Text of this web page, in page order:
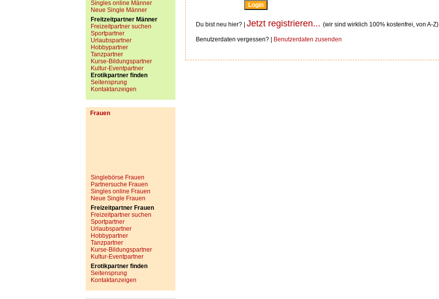
Singles online Männer
Neue Single Männer
Freitzeitpartner Männer
Freizeitpartner suchen
Sportpartner
Urlaubspartner
Hobbypartner
Tanzpartner
Kurse-Bildungspartner
Kultur-Eventpartner
Erotikpartner finden
Seitensprung
Kontaktanzeigen
Frauen
Singlebörse Frauen
Partnersuche Frauen
Singles online Frauen
Neue Single Frauen
Freizeitpartner Frauen
Freizeitpartner suchen
Sportpartner
Urlaubspartner
Hobbypartner
Tanzpartner
Kurse-Bildungspartner
Kultur-Eventpartner
Erotikpartner finden
Seitensprung
Kontaktanzeigen
Du bist neu hier? | Jetzt registrieren... (wir sind wirklich 100% kostenfrei, von A-Z)
Benutzerdaten vergessen? | Benutzerdaten zusenden